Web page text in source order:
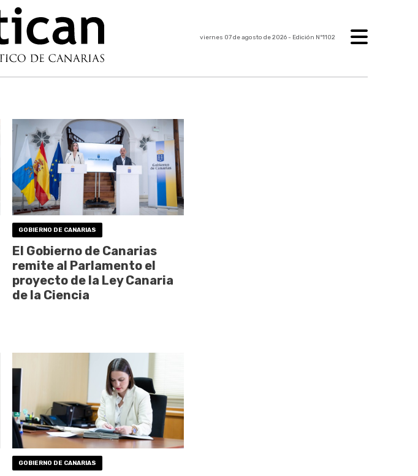
viernes 07 de agosto de 2026- Edición Nº1102
GOBIERNO DE CANARIAS
El Gobierno de Canarias
remite al Parlamento el
proyecto de la Ley Canaria
de la Ciencia
GOBIERNO DE CANARIAS